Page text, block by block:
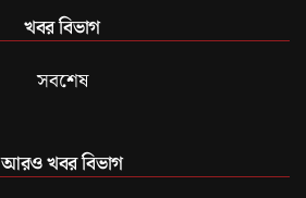
খবর বিভাগ
সবশেষ
আরও খবর বিভাগ